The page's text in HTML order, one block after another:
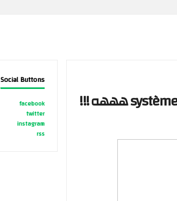
Social Buttons
facebook
twitter
instagram
rss